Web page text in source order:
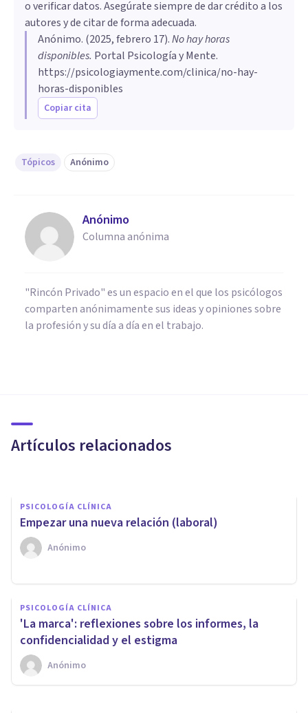
o verificar datos. Asegúrate siempre de dar crédito a los
autores y de citar de forma adecuada.
Anónimo. (2025, febrero 17).No hay horas
disponibles. Portal Psicología y Mente.
https://psicologiaymente.com/clinica/no-hay-
horas-disponibles
Copiar cita
Tópicos Anónimo
Anónimo
Columna anónima
"Rincón Privado" es un espacio en el que los psicólogos
comparten anónimamente sus ideas y opiniones sobre
la profesión y su día a día en el trabajo.
Artículos relacionados
arte de la terapia en cadena
PSICOLOGÍA CLÍNICA
Empezar una nueva relación (laboral)
Anónimo
PSICOLOGÍA CLÍNICA
'La marca': reflexiones sobre los informes, la
confidencialidad y el estigma
Anónimo
Sentirse vista como
profesional y como persona
Anónimo